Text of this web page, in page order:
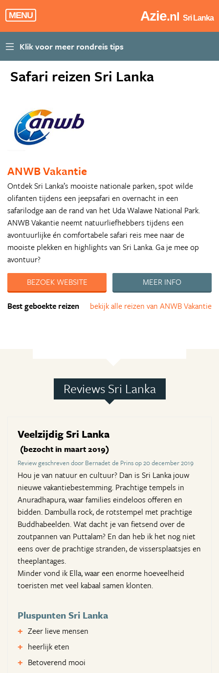
MENU Azie.nl Sri Lanka
Safari reizen Sri Lanka
ANWB Vakantie
Ontdek Sri Lanka’s mooiste nationale parken, spot wilde
olifanten tijdens een jeepsafari en overnacht in een
safarilodge aan de rand van het Uda Walawe National Park.
ANWB Vakantie neemt natuurliefhebbers tijdens een
avontuurlijke én comfortabele safari reis mee naar de
mooiste plekken en highlights van Sri Lanka. Ga je mee op
avontuur?
BEZOEK WEBSITE
MEER INFO
bekijk alle reizen van ANWB Vakantie
Best geboekte reizen
Reviews Sri Lanka
Veelzijdig Sri Lanka
(bezocht in maart 2019)
Review geschreven door Bernadet de Prins op 20 december 2019
Hou je van natuur en cultuur? Dan is Sri Lanka jouw
nieuwe vakantiebestemming. Prachtige tempels in
Anuradhapura, waar families eindeloos offeren en
bidden. Dambulla rock, de rotstempel met prachtige
Buddhabeelden. Wat dacht je van fietsend over de
zoutpannen van Puttalam? En dan heb ik het nog niet
eens over de prachtige stranden, de vissersplaatsjes en
theeplantages.
Minder vond ik Ella, waar een enorme hoeveelheid
toeristen met veel kabaal samen klonten.
Pluspunten Sri Lanka
Zeer lieve mensen
heerlijk eten
Betoverend mooi